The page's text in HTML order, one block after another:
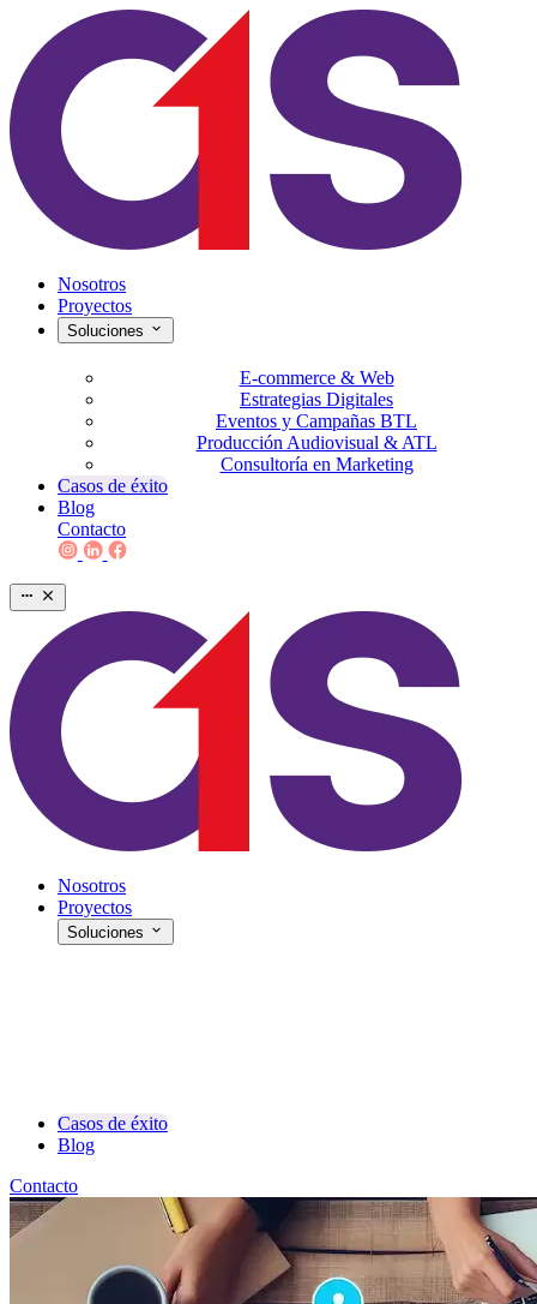
Nosotros
Proyectos
Soluciones
E-commerce & Web
Estrategias Digitales
Eventos y Campañas BTL
Producción Audiovisual & ATL
Consultoría en Marketing
Casos de éxito
Blog
Contacto
Nosotros
Proyectos
Soluciones
Casos de éxito
Blog
Contacto